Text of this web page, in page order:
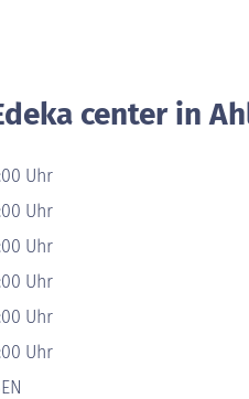
center in
Uhr
Uhr
Uhr
Uhr
Uhr
Uhr